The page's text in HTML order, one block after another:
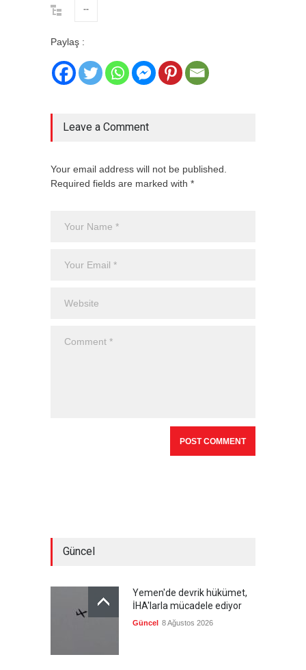
--
Paylaş :
Leave a Comment
Your email address will not be published.
Required fields are marked with *
Güncel
Yemen'de devrik hükümet,
İHA'larla mücadele ediyor
Güncel 8 Ağustos 2026